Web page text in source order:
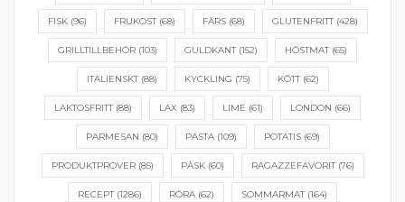
FISK(96) FRUKOST(68) FÄRS(68) GLUTENFRITT(428)
GRILLTILLBEHÖR (103) GULDKANT(152) HÖSTMAT(65)
ITALIENSKT(88) KYCKLING (75) KÖTT(62)
LAKTOSFRITT(88) LAX (83) LIME (61) LONDON (66)
PARMESAN (80) PASTA(109) POTATIS(69)
PRODUKTPROVER(85) PÅSK(60) RAGAZZEFAVORIT(76)
RECEPT(1286) RÖRA (62) SOMMARMAT(164)